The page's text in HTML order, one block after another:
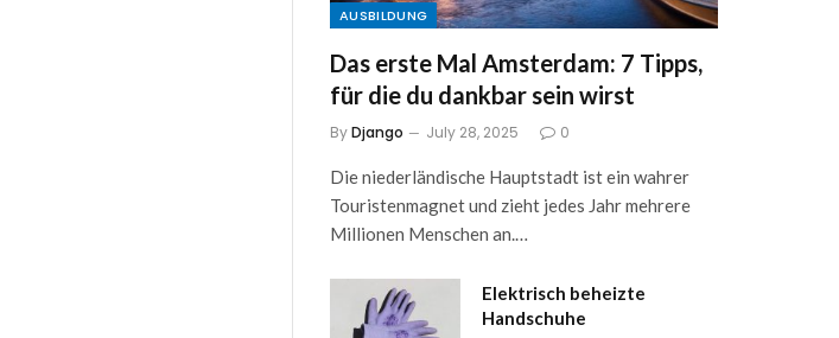
AUSBILDUNG
Das erste Mal Amsterdam: 7 Tipps,
für die du dankbar sein wirst
ByDjango July 28, 2025 0
Die niederländische Hauptstadt ist ein wahrer
Touristenmagnet und zieht jedes Jahr mehrere
Millionen Menschen an.…
Elektrisch beheizte
Handschuhe